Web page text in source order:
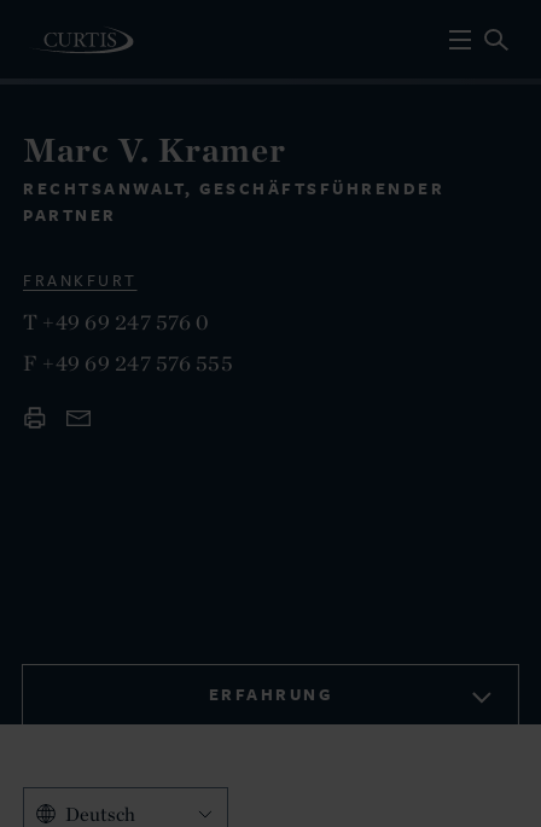
Marc V. Kramer
RECHTSANWALT, GESCHÄFTSFÜHRENDER
PARTNER
FRANKFURT
T +49 69 247 576 0
F +49 69 247 576 555
ERFAHRUNG
Deutsch